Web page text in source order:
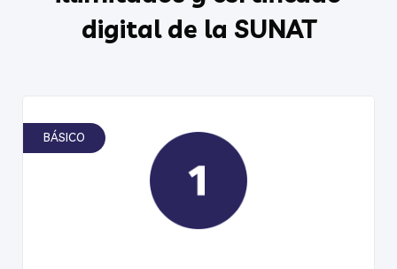
digital de la SUNAT
BÁSICO